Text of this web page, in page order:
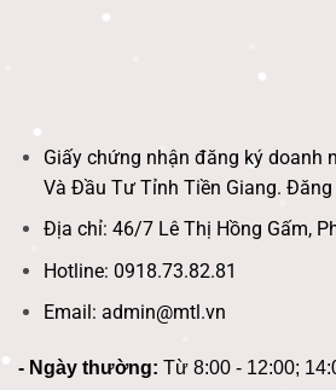
Giấy chứng nhận đăng ký doanh
Và Đầu Tư Tỉnh Tiền Giang.
Địa chỉ: 46/7 Lê Thị Hồng Gấm,
Hotline: 0918.73.82.81
Email: admin@mtl.vn
- Ngày thường: Từ 8:00 - 12:00;